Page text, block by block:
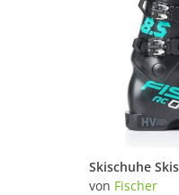
von Fischer